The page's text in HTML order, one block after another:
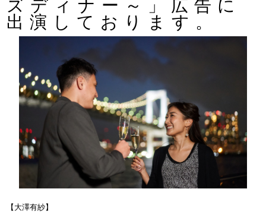
ズディナー～」広告に
出演しております。
【大澤有紗】